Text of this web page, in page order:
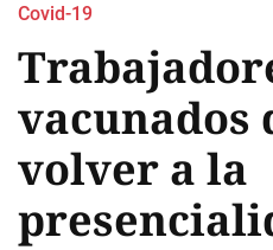
Covid-19
vacunados
volver a la